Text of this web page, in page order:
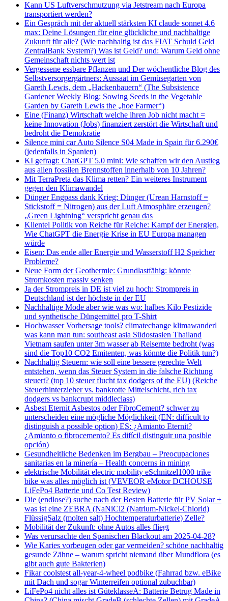
Kann US Luftverschmutzung via Jetstream nach Europa
transportiert werden?
Ein Gespräch mit der aktuell stärksten KI claude sonnet 4.6
max: Deine Lösungen für eine glückliche und nachhaltige
Zukunft für alle? (Wie nachhaltig ist das FIAT Schuld Geld
ZentralBank System?) Was ist Geld? und: Warum Geld ohne
Gemeinschaft nichts wert ist
Vergessene essbare Pflanzen und Der wöchentliche Blog des
Selbstversorgergärtners: Aussaat im Gemüsegarten von
Gareth Lewis, dem „Hackenbauern“ (The Subsistence
Gardener Weekly Blog: Sowing Seeds in the Vegetable
Garden by Gareth Lewis the „hoe Farmer“)
Eine (Finanz) Wirtschaft welche ihren Job nicht macht =
keine Innovation (Jobs) finanziert zerstört die Wirtschaft und
bedroht die Demokratie
Silence mini car Auto Silence S04 Made in Spain für 6.290€
(jedenfalls in Spanien)
KI gefragt: ChatGPT 5.0 mini: Wie schaffen wir den Austieg
aus allen fossilen Brennstoffen innerhalb von 10 Jahren?
Mit TerraPreta das Klima retten? Ein weiteres Instrument
gegen den Klimawandel
Dünger Engpass dank Krieg: Dünger (Urean Harnstoff =
Stickstoff = Nitrogen) aus der Luft Atmosphäre erzeugen?
„Green Lightning“ verspricht genau das
Klientel Politik von Reiche für Reiche: Kampf der Energien,
Wie ChatGPT die Energie Krise in EU Europa managen
würde
Eisen: Das ende aller Energie und Wasserstoff H2 Speicher
Probleme?
Neue Form der Geothermie: Grundlastfähig: könnte
Stromkosten massiv senken
Ja der Strompreis in DE ist viel zu hoch: Strompreis in
Deutschland ist der höchste in der EU
Nachhaltige Mode aber wie was wo: halbes Kilo Pestizide
und synthetische Düngemittel pro T-Shirt
Hochwasser Vorhersage tools? climatechange klimawanderl
was kann man tun: southeast asia Südostasien Thailand
Vietnam saufen unter 3m wasser ab Reisernte bedroht (was
sind die Top10 CO2 Emitenten, was könnte die Politik tun?)
Nachhaltig Steuern: wie soll eine bessere gerechte Welt
entstehen, wenn das Steuer System in die falsche Richtung
steuert? (top 10 steuer flucht tax dodgers of the EU) (Reiche
Steuerhinterzieher vs. bankrotte Mittelschicht, rich tax
dodgers vs bankcrupt middleclass)
Asbest Eternit Asbestos oder FibroCement? schwer zu
unterscheiden eine mögliche Möglichkeit (EN: difficult to
distinguish a possible option) ES: ¿Amianto Eternit?
¿Amianto o fibrocemento? Es difícil distinguir una posible
opción)
Gesundheitliche Bedenken im Bergbau – Preocupaciones
sanitarias en la minería – Health concerns in mining
elektrische Mobilität electric mobility eSchnitzel1000 trike
bike was alles möglich ist (VEVEOR eMotor DCHOUSE
LiFePo4 Batterie und Co Test Review)
Die (endlose?) suche nach der Besten Batterie für PV Solar +
was ist eine ZEBRA (NaNiCl2 (Natrium-Nickel-Chlorid)
FlüssigSalz (molten salt) Hochtemperaturbatterie) Zelle?
Mobilität der Zukunft: ohne Autos alles fliegt
Was verursachte den Spanischen Blackout am 2025-04-28?
Wie Karies vorbeugen oder gar vermeiden? schöne nachhaltig
gesunde Zähne – warum spricht niemand über Mundflora (es
gibt auch gute Bakterien)
Fikar coolstest all-year-4-wheel podbike (Fahrrad bzw. eBike
mit Dach und sogar Winterreifen optional zubuchbar)
LiFePo4 nicht alles ist GüteklasseA: Batterie Betrug Made in